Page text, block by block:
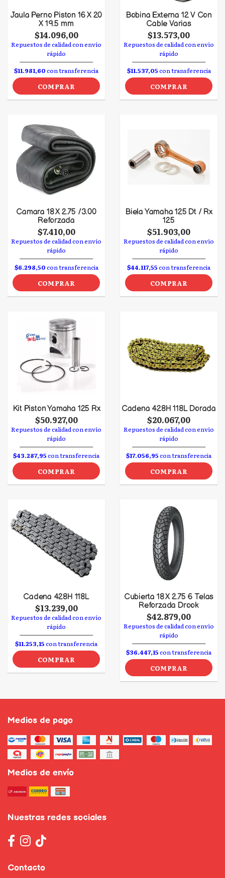
Jaula Perno Piston 16 X 20
X 19.5 mm
$14.096,00
Repuestos de calidad con envío
rápido
$11.981,60con transferencia
COMPRAR
Bobina Externa 12 V Con
Cable Varias
$13.573,00
Repuestos de calidad con envío
rápido
$11.537,05con transferencia
COMPRAR
Camara 18 X 2.75 /3.00
Reforzada
$7.410,00
Repuestos de calidad con envío
rápido
$6.298,50con transferencia
COMPRAR
Biela Yamaha 125 Dt / Rx
125
$51.903,00
Repuestos de calidad con envío
rápido
$44.117,55con transferencia
COMPRAR
Kit Piston Yamaha 125 Rx
$50.927,00
Repuestos de calidad con envío
rápido
$43.287,95con transferencia
COMPRAR
Cadena 428H 118L Dorada
$20.067,00
Repuestos de calidad con envío
rápido
$17.056,95con transferencia
COMPRAR
Cadena 428H 118L
$13.239,00
Repuestos de calidad con envío
rápido
$11.253,15con transferencia
COMPRAR
Cubierta 18 X 2.75 6 Telas
Reforzada Drook
$42.879,00
Repuestos de calidad con envío
rápido
$36.447,15con transferencia
COMPRAR
Medios de pago
Medios de envío
Nuestras redes sociales
Contacto